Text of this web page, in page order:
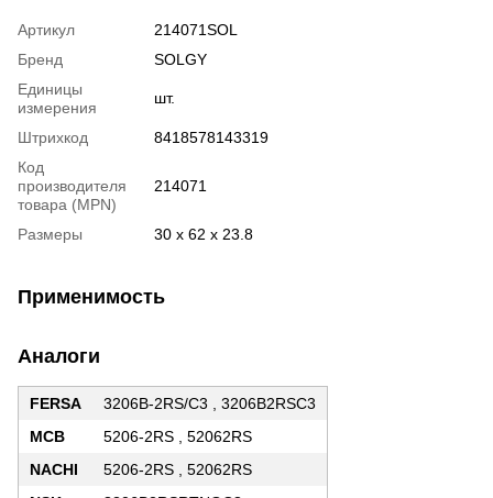
Артикул
214071SOL
Бренд
SOLGY
Единицы
измерения
шт.
Штрихкод
8418578143319
Код
производителя
товара (MPN)
214071
Размеры 30 x 62 x 23.8
Применимость
Аналоги
FERSA
3206B-2RS/C3 , 3206B2RSC3
MCB
5206-2RS , 52062RS
NACHI
5206-2RS , 52062RS